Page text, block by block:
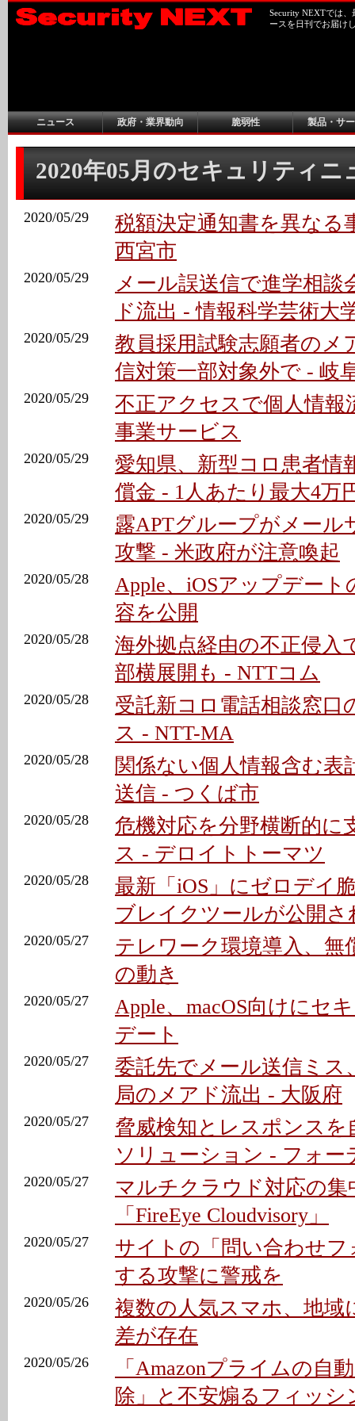
Security NEXTでは
ースを日刊でお届け
ニュース 政府・業界動向 脆弱性 製品・サ
2020年05月のセキュリティニ
2020/05/29
税額決定通知書を異なる
西宮市
2020/05/29
メール誤送信で進学相談
ド流出 - 情報科学芸術大
2020/05/29
教員採用試験志願者のメ
信対策一部対象外で - 岐
2020/05/29
不正アクセスで個人情報
事業サービス
2020/05/29
愛知県、新型コロ患者情
償金 - 1人あたり最大4万
2020/05/29
露APTグループがメール
攻撃 - 米政府が注意喚起
2020/05/28
Apple、iOSアップデート
容を公開
2020/05/28
海外拠点経由の不正侵入
部横展開も - NTTコム
2020/05/28
受託新コロ電話相談窓口
ス - NTT-MA
2020/05/28
関係ない個人情報含む表
送信 - つくば市
2020/05/28
危機対応を分野横断的に
ス - デロイトトーマツ
2020/05/28
最新「iOS」にゼロデイ
ブレイクツールが公開さ
2020/05/27
テレワーク環境導入、無
の動き
2020/05/27
Apple、macOS向けにセ
デート
2020/05/27
委託先でメール送信ミス
局のメアド流出 - 大阪府
2020/05/27
脅威検知とレスポンスを
ソリューション - フォー
2020/05/27
マルチクラウド対応の集
「FireEye Cloudvisory」
2020/05/27
サイトの「問い合わせフ
する攻撃に警戒を
2020/05/26
複数の人気スマホ、地域
差が存在
2020/05/26
「Amazonプライムの自
除」と不安煽るフィッシ